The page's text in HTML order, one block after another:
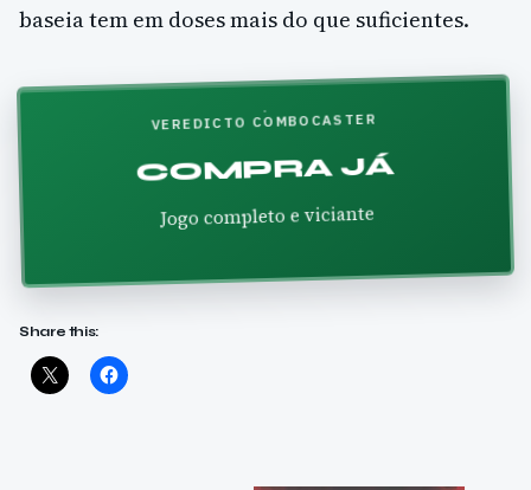
baseia tem em doses mais do que suficientes.
VEREDICTO COMBOCASTER
COMPRA JÁ
Jogo completo e viciante
Share this: